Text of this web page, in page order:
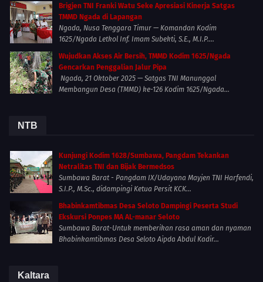
Brigjen TNI Franki Watu Seke Apresiasi Kinerja Satgas
TMMD Ngada di Lapangan
Ngada, Nusa Tenggara Timur — Komandan Kodim
1625/Ngada Letkol Inf. Imam Subekti, S.E., M.I.P....
Wujudkan Akses Air Bersih, TMMD Kodim 1625/Ngada
Gencarkan Penggalian Jalur Pipa
Ngada, 21 Oktober 2025 — Satgas TNI Manunggal
Membangun Desa (TMMD) ke-126 Kodim 1625/Ngada...
NTB
Kunjungi Kodim 1628/Sumbawa, Pangdam Tekankan
Netralitas TNI dan Bijak Bermedsos
Sumbawa Barat - Pangdam IX/Udayana Mayjen TNI Harfendi,
S.I.P., M.Sc., didampingi Ketua Persit KCK...
Bhabinkamtibmas Desa Seloto Dampingi Peserta Studi
Ekskursi Ponpes MA AL-manar Seloto
Sumbawa Barat-Untuk memberikan rasa aman dan nyaman
Bhabinkamtibmas Desa Seloto Aipda Abdul Kadir...
Kaltara